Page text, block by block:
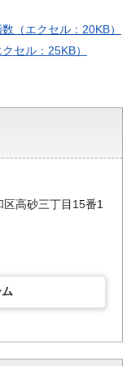
（エクセル：20KB）
セル：25KB）
高砂三丁目15番1